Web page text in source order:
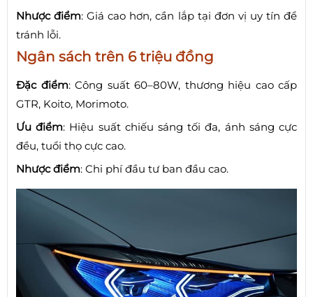
Nhược điểm: Giá cao hơn, cần lắp tại đơn vị uy tín để
tránh lỗi.
Ngân sách trên 6 triệu đồng
Đặc điểm: Công suất 60–80W, thương hiệu cao cấp
GTR, Koito, Morimoto.
Ưu điểm: Hiệu suất chiếu sáng tối đa, ánh sáng cực
đều, tuổi thọ cực cao.
Nhược điểm: Chi phí đầu tư ban đầu cao.